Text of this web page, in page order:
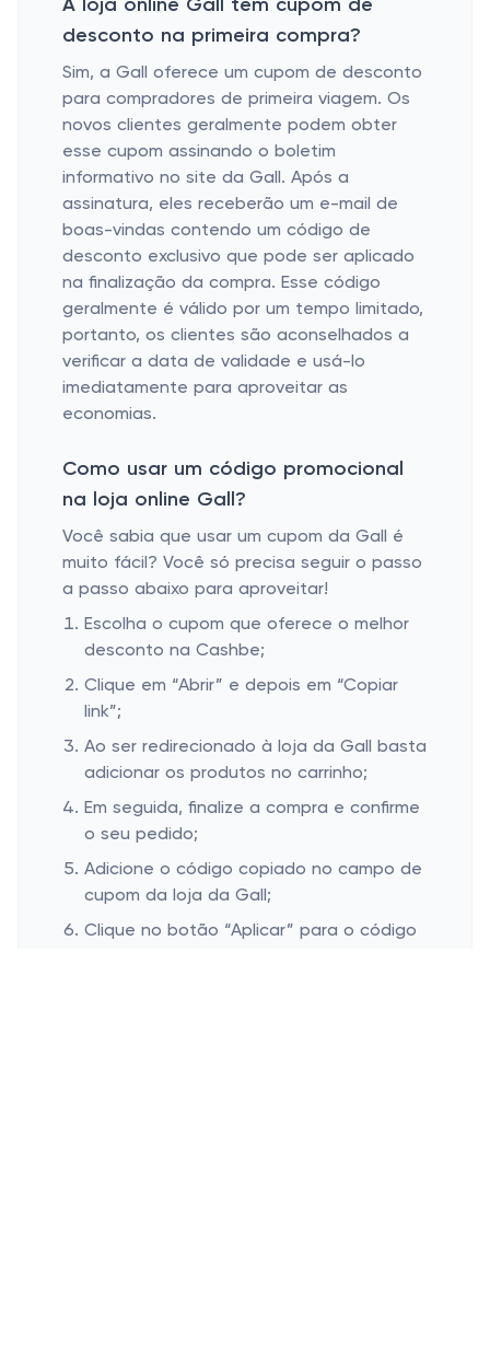
A loja online Gall tem cupom de
desconto na primeira compra?
Sim, a Gall oferece um cupom de desconto
para compradores de primeira viagem. Os
novos clientes geralmente podem obter
esse cupom assinando o boletim
informativo no site da Gall. Após a
assinatura, eles receberão um e-mail de
boas-vindas contendo um código de
desconto exclusivo que pode ser aplicado
na finalização da compra. Esse código
geralmente é válido por um tempo limitado,
portanto, os clientes são aconselhados a
verificar a data de validade e usá-lo
imediatamente para aproveitar as
economias.
Como usar um código promocional
na loja online Gall?
Você sabia que usar um cupom da Gall é
muito fácil? Você só precisa seguir o passo
a passo abaixo para aproveitar!
Escolha o cupom que oferece o melhor
desconto na Cashbe;
Clique em “Abrir” e depois em “Copiar
link”;
Ao ser redirecionado à loja da Gall basta
adicionar os produtos no carrinho;
Em seguida, finalize a compra e confirme
o seu pedido;
Adicione o código copiado no campo de
cupom da loja da Gall;
Clique no botão “Aplicar” para o código